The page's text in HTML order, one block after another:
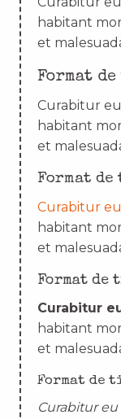
habitant
et
Format
Curabitur
habitant
et
Format
Curabitur
habitant
et
Format de
Curabitur
habitant
et
Format de
Curabitur